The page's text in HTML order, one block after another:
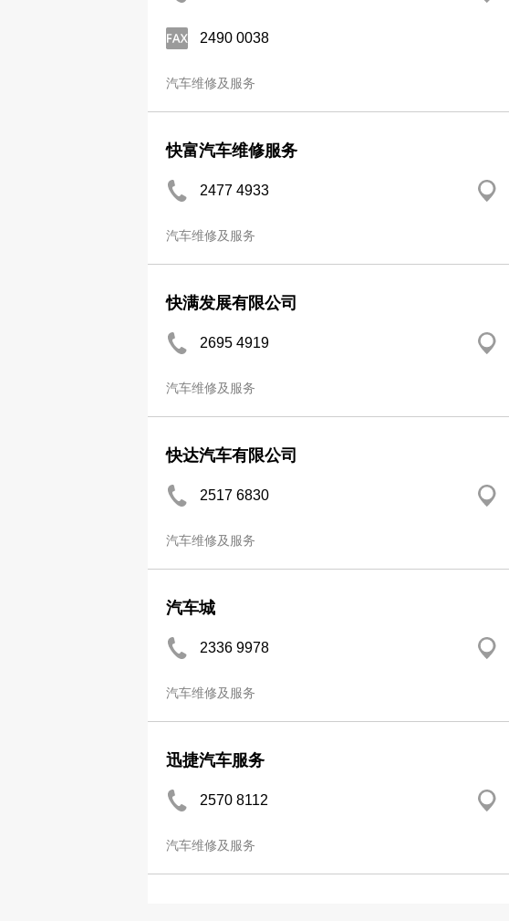
2490 0038
汽车维修及服务
快富汽车维修服务
2477 4933
汽车维修及服务
快满发展有限公司
2695 4919
汽车维修及服务
快达汽车有限公司
2517 6830
汽车维修及服务
汽车城
2336 9978
汽车维修及服务
迅捷汽车服务
2570 8112
汽车维修及服务